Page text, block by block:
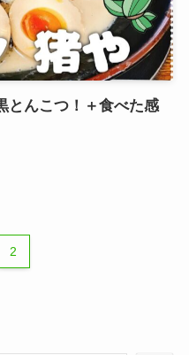
とんこつ！＋食べた感
2